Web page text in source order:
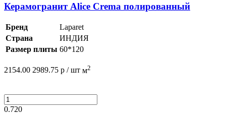
Керамогранит Alice Crema полированный
Бренд
Laparet
Страна
ИНДИЯ
Размер плиты 60*120
2154.00 2989.75 р / шт м2
0.720